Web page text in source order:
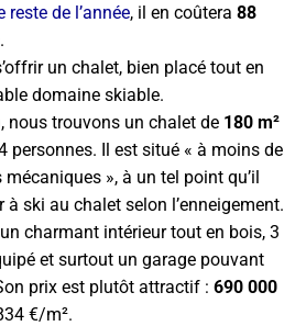
reste de l’année, il en coûtera 88
un chalet, bien placé tout en
domaine skiable.
, nous trouvons un chalet de 180 m²
personnes. Il est situé « à moins de
», à un tel point qu’il
à ski au chalet selon l’enneigement.
charmant intérieur tout en bois, 3
et surtout un garage pouvant
prix est plutôt attractif : 690 000
€/m².